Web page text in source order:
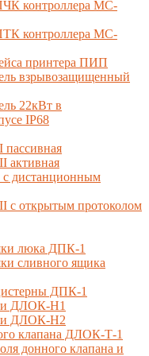
контроллера МС-
контроллера МС-
принтера ПИП
взрывозащищенный
22кВт в
IP68
активная
дистанционным
с открытым протоколом
люка ДПК-1
сливного ящика
ДПК-1
ДЛОК-Н1
ДЛОК-Н2
клапана ДЛОК-Т-1
донного клапана и